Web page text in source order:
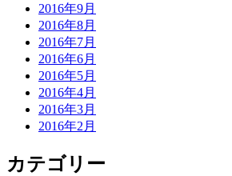
2016年9月
2016年8月
2016年7月
2016年6月
2016年5月
2016年4月
2016年3月
2016年2月
カテゴリー